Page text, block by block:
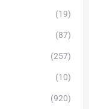
(19)
(87)
(257)
(10)
(920)